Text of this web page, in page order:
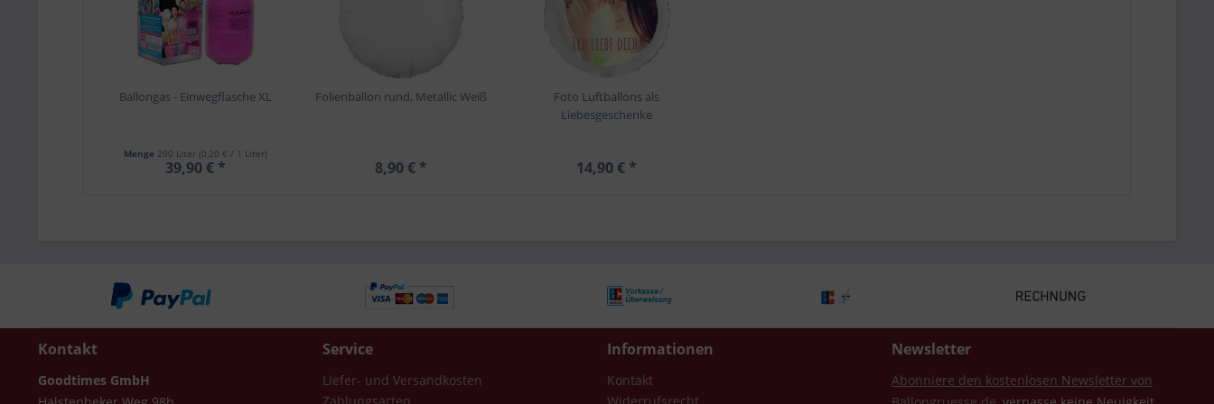
Ballongas - Einwegflasche XL
Menge 200 Liter(0,20 € / 1 Liter)
39,90 € *
Folienballon rund, Metallic Weiß
8,90 € *
Foto Luftballons als
Liebesgeschenke
14,90 € *
Kontakt
Goodtimes GmbH
Service
Liefer- und Versandkosten
Informationen
Kontakt
Newsletter
Abonniere den kostenlosen Newsletter von